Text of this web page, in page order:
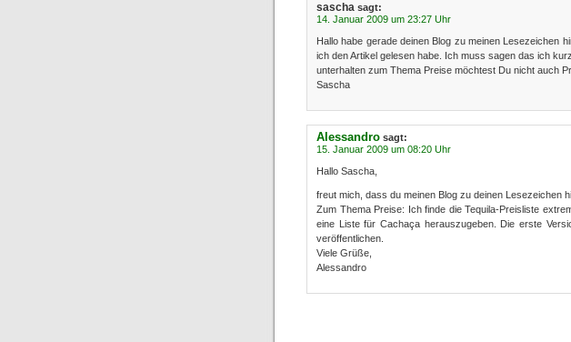
sascha sagt:
14. Januar 2009 um 23:27 Uhr
Hallo habe gerade deinen Blog zu meinen Lesezeichen
ich den Artikel gelesen habe. Ich muss sagen das ich
unterhalten zum Thema Preise möchtest Du nicht auch
Sascha
Alessandro sagt:
15. Januar 2009 um 08:20 Uhr
Hallo Sascha,
freut mich, dass du meinen Blog zu deinen Lesezeichen
Zum Thema Preise: Ich finde die Tequila-Preisliste
eine Liste für Cachaça herauszugeben. Die erste
veröffentlichen.
Viele Grüße,
Alessandro